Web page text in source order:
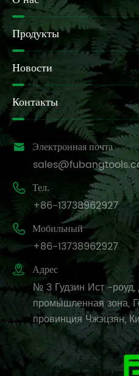
Продукты
Новости
Контакты
 Электронная почта
 Тел.
+86-13738962927
 Мобильный
+86-13738962927
 Адрес
№ 3 Гудзин Ист -роуд,
промышленная зона,
провинция Чжэцзян,